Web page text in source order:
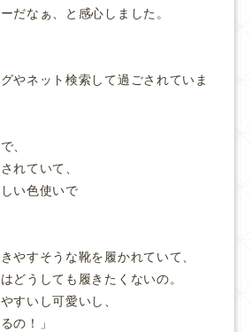
だなぁ、と感心しました。
やネット検索して過ごされていま
、
れていて、
い色使いで
やすそうな靴を履かれていて、
どうしても履きたくないの。
すいし可愛いし、
の！」